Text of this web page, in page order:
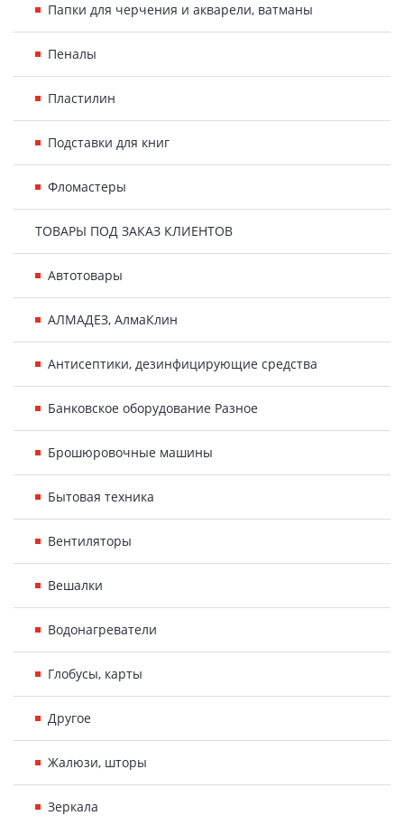
Папки для черчения и акварели, ватманы
Пеналы
Пластилин
Подставки для книг
Фломастеры
ТОВАРЫ ПОД ЗАКАЗ КЛИЕНТОВ
Автотовары
АЛМАДЕЗ, АлмаКлин
Антисептики, дезинфицирующие средства
Банковское оборудование Разное
Брошюровочные машины
Бытовая техника
Вентиляторы
Вешалки
Водонагреватели
Глобусы, карты
Другое
Жалюзи, шторы
Зеркала